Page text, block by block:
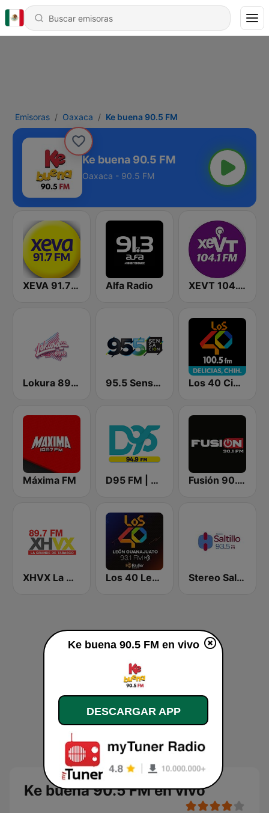
Emisoras Oaxaca Ke buena 90.5 FM
Ke buena 90.5 FM
Oaxaca - 90.5 FM
XEVA 91.7 FM Alfa Radio XEVT 104.1 FM
Lokura 89.3 FM 95.5 Sensación FM Los 40 Ciudad Delicias
Máxima FM D95 FM | Chihuahua Fusión 90.1 FM
XHVX La Grande de Tabasco 89.7 FM Los 40 León Stereo Saltillo 93.5
Ke buena 90.5 FM en vivo
Ke buena 90.5 FM en vivo
DESCARGAR APP